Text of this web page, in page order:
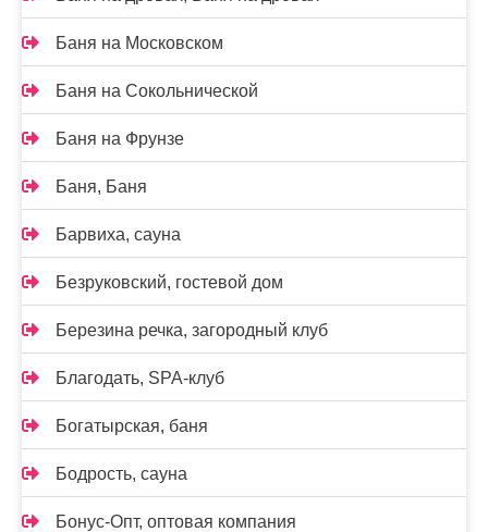
Баня на Московском
Баня на Сокольнической
Баня на Фрунзе
Баня, Баня
Барвиха, сауна
Безруковский, гостевой дом
Березина речка, загородный клуб
Благодать, SPA-клуб
Богатырская, баня
Бодрость, сауна
Бонус-Опт, оптовая компания